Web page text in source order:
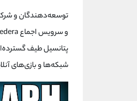
پتانسیل طیف
شبکه‌ها و بازی‌های